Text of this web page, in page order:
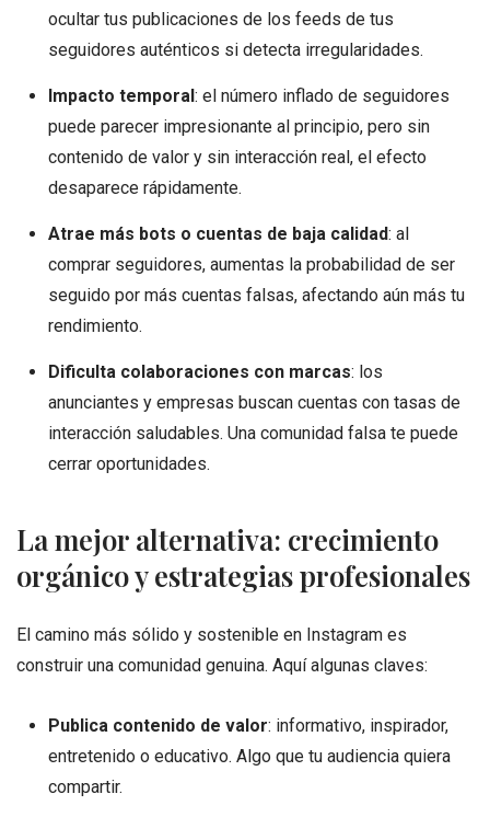
ocultar tus publicaciones de los feeds de tus
seguidores auténticos si detecta irregularidades.
Impacto temporal: el número inflado de seguidores
puede parecer impresionante al principio, pero sin
contenido de valor y sin interacción real, el efecto
desaparece rápidamente.
Atrae más bots o cuentas de baja calidad: al
comprar seguidores, aumentas la probabilidad de ser
seguido por más cuentas falsas, afectando aún más tu
rendimiento.
Dificulta colaboraciones con marcas: los
anunciantes y empresas buscan cuentas con tasas de
interacción saludables. Una comunidad falsa te puede
cerrar oportunidades.
La mejor alternativa: crecimiento
orgánico y estrategias profesionales
El camino más sólido y sostenible en Instagram es
construir una comunidad genuina. Aquí algunas claves:
Publica contenido de valor: informativo, inspirador,
entretenido o educativo. Algo que tu audiencia quiera
compartir.